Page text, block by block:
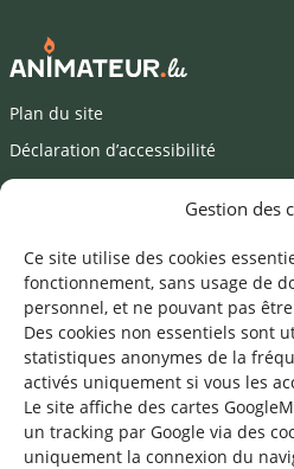
Gestion des
Ce site utilise des cookies
fonctionnement, sans usage de
personnel, et ne pouvant pas
Des cookies non essentiels sont
statistiques anonymes de la
activés uniquement si vous les
Le site affiche des cartes
un tracking par Google via des
uniquement la connexion du
Plan du site
Déclaration d’accessibilité
Mentions légales
Une offre du